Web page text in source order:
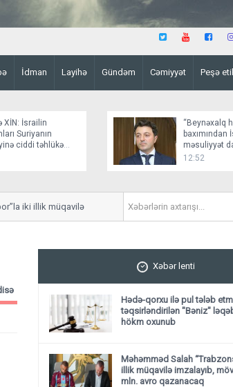
İdman Layihə Gündəm Cəmiyyət Peşə
XİN: İsrailin
Suriyanın
ciddi təhlükə
“Beynəxalq
baxımından
məsuliyyət
12:52
iki illik müqavilə imzalayıb, mövsümə 17 mln. avro
Xəbər lenti
Hədə-qorxu ilə pul tələb
təqsirləndirilən "Bəniz"
hökm oxunub
Məhəmməd Salah
illik müqavilə imzalayıb,
mln. avro qazanacaq